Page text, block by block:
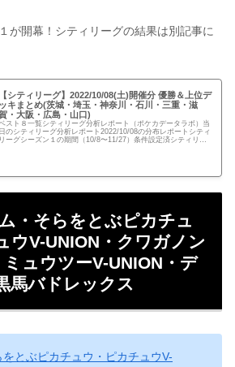
が開幕！シティリーグの結果は別記事に
【シティリーグ】2022/10/08(土)開催分 優勝＆上位デ
ッキまとめ(茨城・埼玉・神奈川・石川・三重・滋
・大阪・広島・山口)
スト８一覧シティリーグ分析レポート（ポケカデータラボ）当
日のシティリーグ分析レポート2022/10/08の分布レポートシティ
リーグシーズン１の期間（10/8〜11/27）条件設定済シティリー
ム・そらをとぶピカチュ
ウV-UNION・クワガノン
ュウツーV-UNION・デ
馬バドレックス
をとぶピカチュウ・ピカチュウV-